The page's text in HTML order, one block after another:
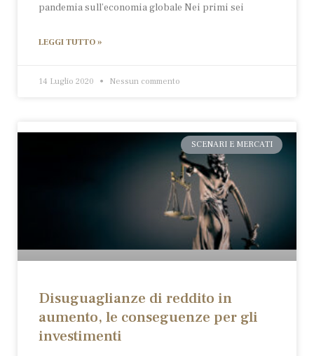
pandemia sull’economia globale Nei primi sei
LEGGI TUTTO »
14 Luglio 2020 Nessun commento
SCENARI E MERCATI
Disuguaglianze di reddito in
aumento, le conseguenze per gli
investimenti